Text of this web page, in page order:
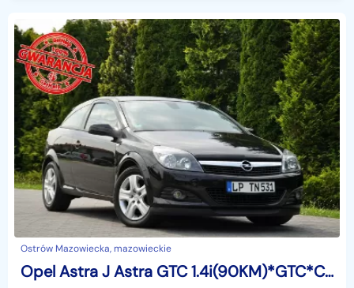
Ostrów Mazowiecka, mazowieckie
Opel Astra J Astra GTC 1.4i(90KM)*GTC*Czarna*Klimatronik*I Właściciel*Parktronik*